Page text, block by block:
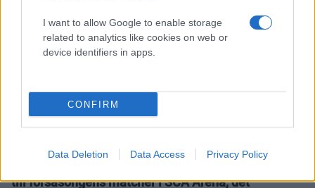
I want to allow Google to enable storage
related to analytics like cookies on web or
device identifiers in apps.
CONFIRM
Data Deletion Data Access Privacy Policy
Om en vecka släpper vi biljetterna för medlemmar
till försäsongens matcher i SCA Arena, det